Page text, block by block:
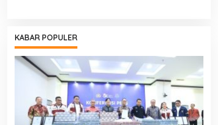
KABAR POPULER